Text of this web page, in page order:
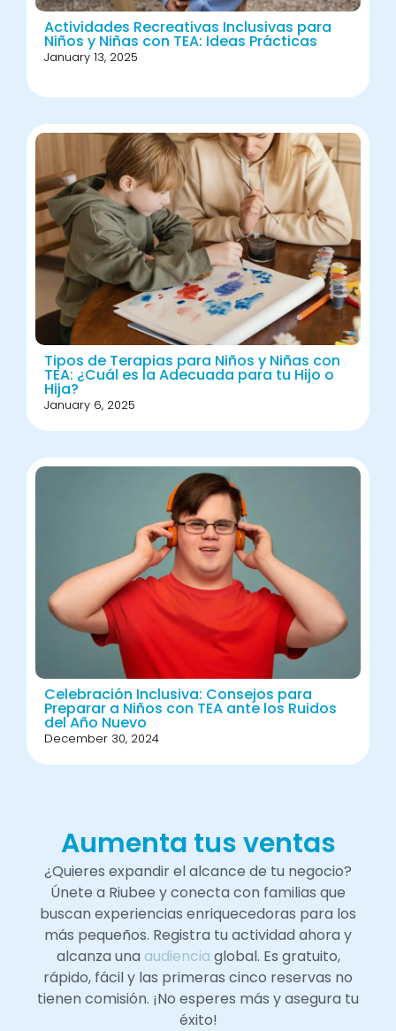
Actividades Recreativas Inclusivas para
Niños y Niñas con TEA: Ideas Prácticas
January 13, 2025
Tipos de Terapias para Niños y Niñas con
TEA: ¿Cuál es la Adecuada para tu Hijo o
Hija?
January 6, 2025
Celebración Inclusiva: Consejos para
Preparar a Niños con TEA ante los Ruidos
del Año Nuevo
December 30, 2024
Aumenta tus ventas
¿Quieres expandir el alcance de tu negocio?
Únete a Riubee y conecta con familias que
buscan experiencias enriquecedoras para los
más pequeños. Registra tu actividad ahora y
alcanza una audiencia global. Es gratuito,
rápido, fácil y las primeras cinco reservas no
tienen comisión. ¡No esperes más y asegura tu
éxito!